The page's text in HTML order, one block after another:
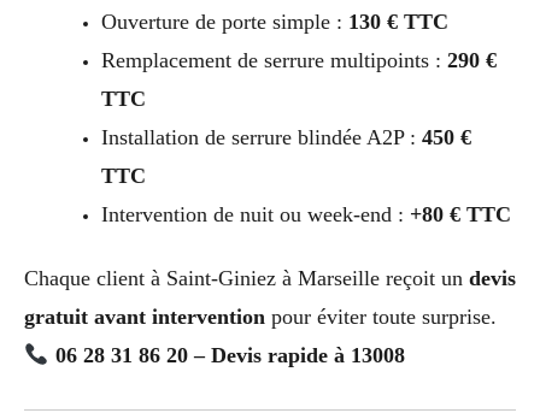
Ouverture de porte simple : 130 € TTC
Remplacement de serrure multipoints : 290 €
TTC
Installation de serrure blindée A2P : 450 €
TTC
Intervention de nuit ou week-end : +80 € TTC
Chaque client à Saint-Giniez à Marseille reçoit un devis
gratuit avant intervention pour éviter toute surprise.
06 28 31 86 20 – Devis rapide à 13008